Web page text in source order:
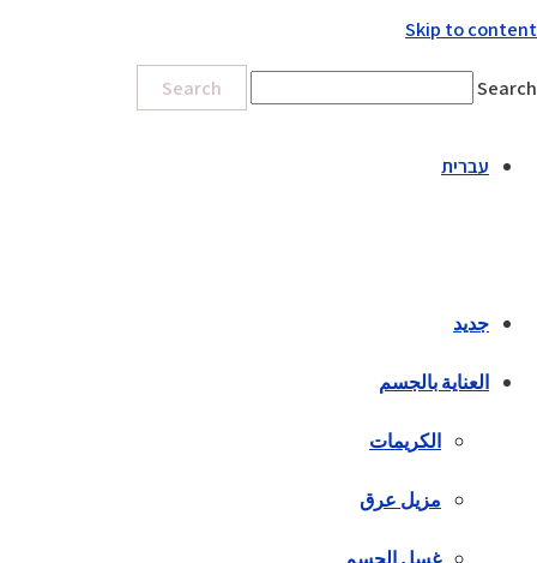
Skip to content
Search
Search
עברית
جديد
العناية بالجسم
الكريمات
مزيل عرق